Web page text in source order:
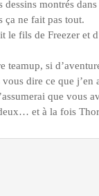
dessins montrés
ça ne fait pas tout.
le fils de Freezer et
teamup, si
dire ce que j’en
que vous
et à la fois